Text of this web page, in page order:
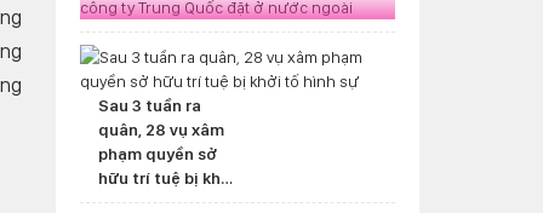
Sau 3 tuần ra
quân, 28 vụ xâm
phạm quyền sở
hữu trí tuệ bị khởi
tố hình sự